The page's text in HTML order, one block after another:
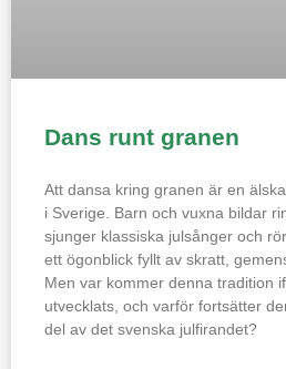
Dans runt granen
Att dansa kring granen är en
i Sverige. Barn och vuxna bildar
sjunger klassiska julsånger och
ett ögonblick fyllt av skratt,
Men var kommer denna tradition
utvecklats, och varför fortsätter
del av det svenska julfirandet?